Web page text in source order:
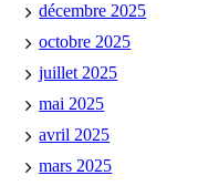
décembre 2025
octobre 2025
juillet 2025
mai 2025
avril 2025
mars 2025